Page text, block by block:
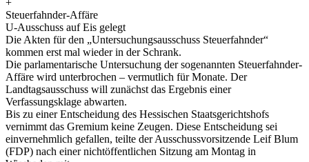
Steuerfahnder-Affäre
U-Ausschuss auf Eis gelegt
Die Akten für den „Untersuchungsausschuss Steuerfahnder“
kommen erst mal wieder in der Schrank.
Die parlamentarische Untersuchung der sogenannten Steuerfahnder-
Affäre wird unterbrochen – vermutlich für Monate. Der
Landtagsausschuss will zunächst das Ergebnis einer
Verfassungsklage abwarten.
Bis zu einer Entscheidung des Hessischen Staatsgerichtshofs
vernimmt das Gremium keine Zeugen. Diese Entscheidung sei
einvernehmlich gefallen, teilte der Ausschussvorsitzende Leif Blum
(FDP) nach einer nichtöffentlichen Sitzung am Montag in